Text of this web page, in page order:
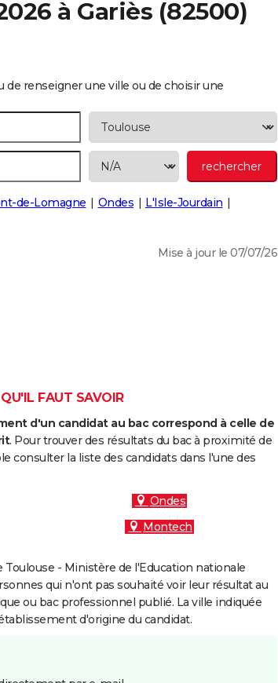
à Gariès (82500)
de renseigner une ville ou de choisir une
de-Lomagne Ondes
L'Isle-Jourdain
Mise à jour le 07/07/26
FAUT SAVOIR
d'un candidat au bac correspond à celle de
. Pour trouver des résultats du bac à proximité de
consulter la liste des candidats dans l'une des
Ondes
Montech
Toulouse - Ministère de l'Education nationale
qui n'ont pas souhaité voir leur résultat au
ou bac professionnel publié. La ville indiquée
d'origine du candidat.